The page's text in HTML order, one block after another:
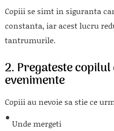
Copiii se simt in siguranta
constanta, iar acest lucru
tantrumurile.
2. Pregateste
evenimente
Copiii au nevoie sa stie ce
Unde mergeti